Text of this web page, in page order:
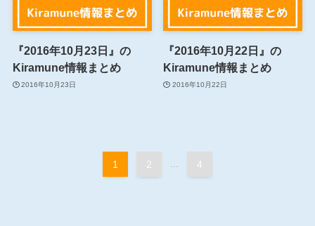
『2016年10月23日』の
Kiramune情報まとめ
2016年10月23日
『2016年10月22日』の
Kiramune情報まとめ
2016年10月22日
1 2 4